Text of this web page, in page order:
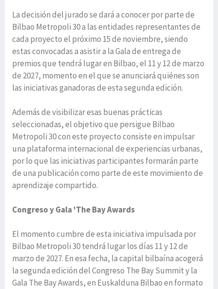
La decisión del jurado se dará a conocer por parte de
Bilbao Metropoli 30 a las entidades representantes de
cada proyecto el próximo 15 de noviembre, siendo
estas convocadas a asistir a la Gala de entrega de
premios que tendrá lugar en Bilbao, el 11 y 12 de marzo
de 2027, momento en el que se anunciará quiénes son
las iniciativas ganadoras de esta segunda edición.
Además de visibilizar esas buenas prácticas
seleccionadas, el objetivo que persigue Bilbao
Metropoli 30 con este proyecto consiste en impulsar
una plataforma internacional de experiencias urbanas,
por lo que las iniciativas participantes formarán parte
de una publicación como parte de este movimiento de
aprendizaje compartido.
Congreso y Gala 'The Bay Awards
El momento cumbre de esta iniciativa impulsada por
Bilbao Metropoli 30 tendrá lugar los días 11 y 12 de
marzo de 2027. En esa fecha, la capital bilbaína acogerá
la segunda edición del Congreso The Bay Summit y la
Gala The Bay Awards, en Euskalduna Bilbao en formato